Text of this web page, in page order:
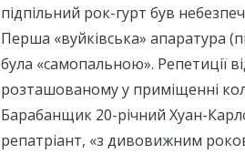
підпільний рок-гурт був
Перша «вуйківська» апаратура
була «самопальною». Репетиції
розташованому у приміщенні
Барабанщик 20-річний Хуан-
репатріант, «з дивовижним